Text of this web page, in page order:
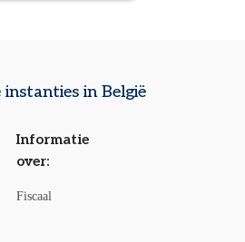
instanties in België
Informatie
over:
Fiscaal